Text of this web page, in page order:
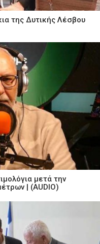
της Δυτικής Λέσβου
μετά την
| (AUDIO)